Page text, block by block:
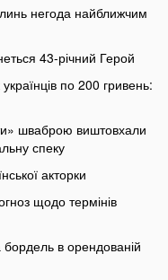
негода найближчим
43-річний Герой
по 200 гривень:
шваброю виштовхали
спеку
акторки
щодо термінів
бордель в орендованій